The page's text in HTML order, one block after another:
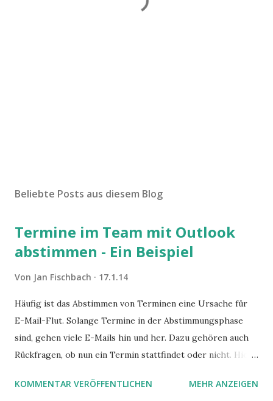
Beliebte Posts aus diesem Blog
Termine im Team mit Outlook
abstimmen - Ein Beispiel
Von Jan Fischbach 17.1.14
Häufig ist das Abstimmen von Terminen eine Ursache für
E-Mail-Flut. Solange Termine in der Abstimmungsphase
sind, gehen viele E-Mails hin und her. Dazu gehören auch
Rückfragen, ob nun ein Termin stattfindet oder nicht. Hier
Hilfe von Outlook.
KOMMENTAR VERÖFFENTLICHEN MEHR ANZEIGEN